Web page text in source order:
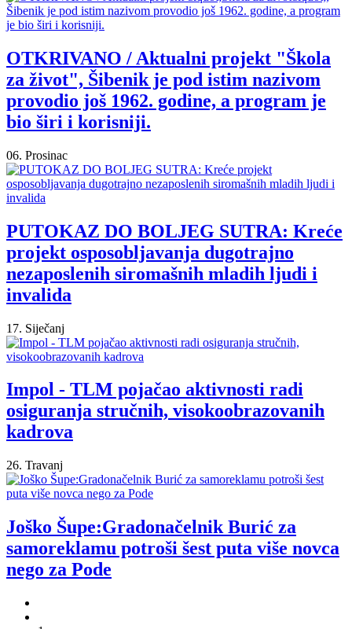
OTKRIVANO / Aktualni projekt "Škola
za život", Šibenik je pod istim nazivom
provodio još 1962. godine, a program je
bio širi i korisniji.
06. Prosinac
PUTOKAZ DO BOLJEG SUTRA: Kreće
projekt osposobljavanja dugotrajno
nezaposlenih siromašnih mladih ljudi i
invalida
17. Siječanj
Impol - TLM pojačao aktivnosti radi
osiguranja stručnih, visokoobrazovanih
kadrova
26. Travanj
Joško Šupe:Gradonačelnik Burić za
samoreklamu potroši šest puta više novca
nego za Pode